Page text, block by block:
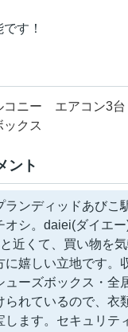
す！
コニー エアコン3台
ックス
ント
ランディッドあびこ
オシ。daiei(ダイエ
近くて、買い物を
に嬉しい立地です。
ューズボックス・全
られているので、衣
します。セキュリテ